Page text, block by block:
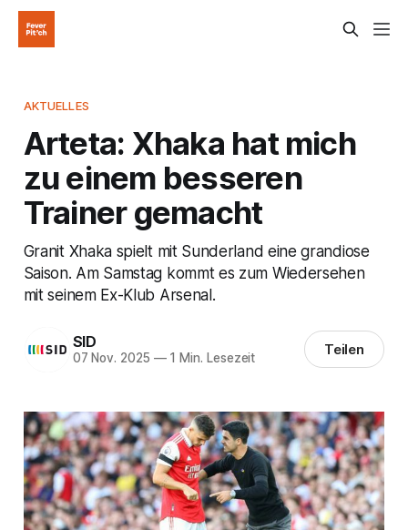
AKTUELLES
Arteta: Xhaka hat mich
zu einem besseren
Trainer gemacht
Granit Xhaka spielt mit Sunderland eine grandiose
Saison. Am Samstag kommt es zum Wiedersehen
mit seinem Ex-Klub Arsenal.
SID
07 Nov. 2025 —1 Min. Lesezeit Teilen